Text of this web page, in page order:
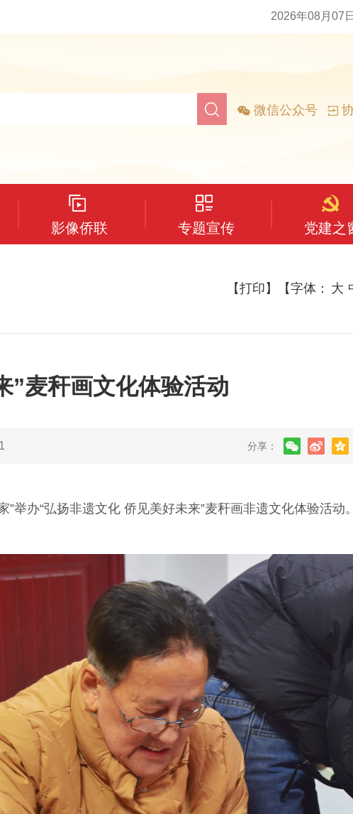
2026年08月07
微信公众号
影像侨联 专题宣传 党建之
【打印】 【字体： 大
”麦秆画文化体验活动
分享：
办“弘扬非遗文化 侨见美好未来”麦秆画非遗文化体验活动